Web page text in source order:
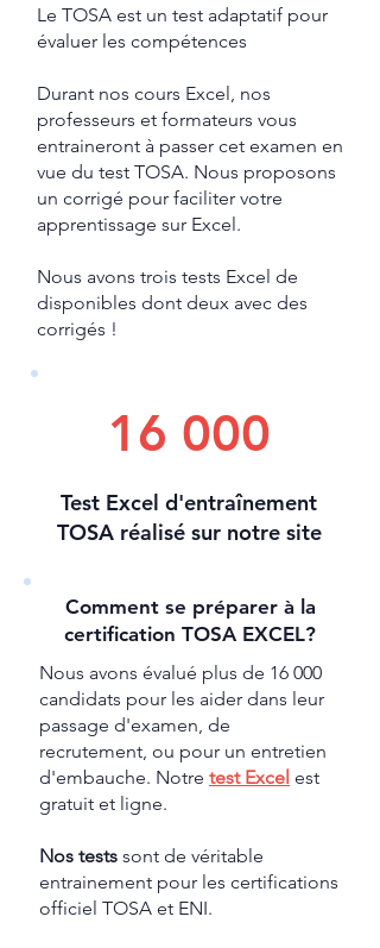
Le TOSA est un test adaptatif pour
évaluer les compétences
Durant nos cours Excel, nos
professeurs et formateurs vous
entraineront à passer cet examen en
vue du test TOSA. ​ Nous proposons
un corrigé pour faciliter votre
apprentissage sur Excel.​
Nous avons trois tests Excel de
disponibles dont deux avec des
corrigés !
16 000
Test Excel d'entraînement
TOSA réalisé sur notre site
Comment se préparer à la
certification TOSA EXCEL?
Nous avons évalué plus de 16 000
candidats pour les aider dans leur
passage d'examen, de
recrutement, ou pour un entretien
d'embauche. Notre test Excel est
gratuit et ligne.
Nos tests sont de véritable
entrainement pour les certifications
officiel TOSA et ENI.